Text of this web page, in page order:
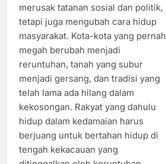
merusak tatanan sosial dan politik,
tetapi juga mengubah cara hidup
masyarakat. Kota-kota yang pernah
megah berubah menjadi
reruntuhan, tanah yang subur
menjadi gersang, dan tradisi yang
telah lama ada hilang dalam
kekosongan. Rakyat yang dahulu
hidup dalam kedamaian harus
berjuang untuk bertahan hidup di
tengah kekacauan yang